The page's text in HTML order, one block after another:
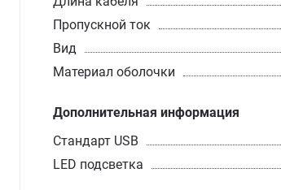
Пропускной ток
Вид
Материал оболочки
Дополнительная информация
Стандарт USB
LED подсветка